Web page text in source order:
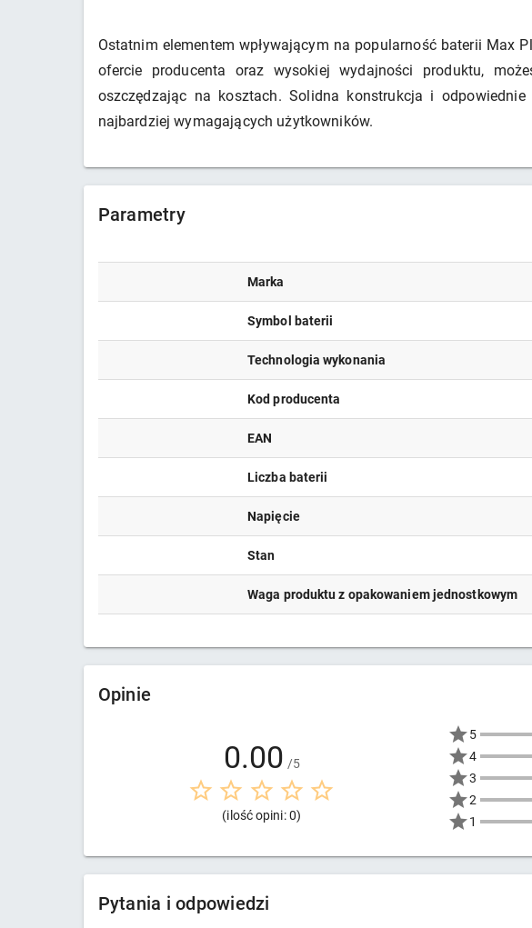
Ostatnim elementem wpływającym na popularność baterii Max
ofercie producenta oraz wysokiej wydajności produktu,
oszczędzając na kosztach. Solidna konstrukcja i
najbardziej wymagających użytkowników.
Parametry
Marka
Symbol baterii
Technologia wykonania
Kod producenta
EAN
Liczba baterii
Napięcie
Stan
Waga produktu z opakowaniem jednostkowym
Opinie
0.00 /5
(ilość opini: 0)
5
4
3
2
1
Pytania i odpowiedzi